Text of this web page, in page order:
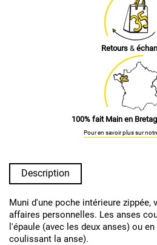
Retours &
100% fait Main en
Pour en savoir plus sur
Description
Muni d'une poche intérieure zippée,
affaires personnelles. Les anses
l'épaule (avec les deux anses) ou
coulissant la anse).